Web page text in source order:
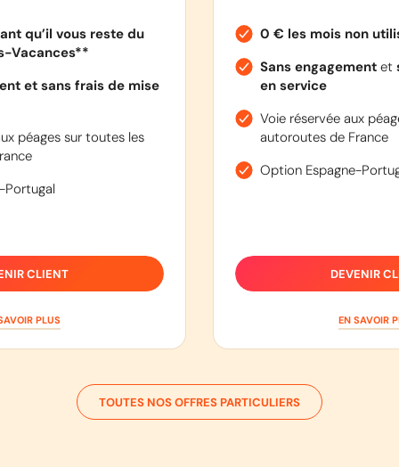
qu’il vous reste du
Vacances**
et sans frais de mise
péages sur toutes les
Portugal
CLIENT
PLUS
0 € les mois non
Sans engagementet
en service
Voie réservée aux
autoroutes de France
Option Espagne-
DEVENIR
EN SAVOIR
TOUTES NOS OFFRES PARTICULIERS